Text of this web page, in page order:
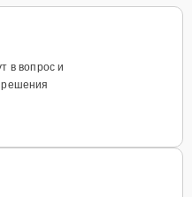
в вопрос и
решения